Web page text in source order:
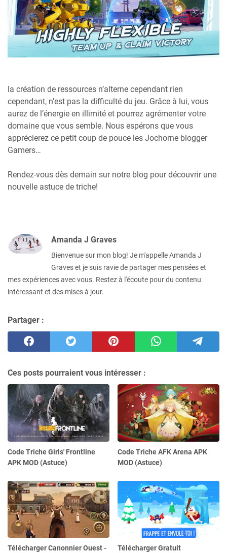
la création de ressources n’alterne cependant rien
cependant, n'est pas la difficulté du jeu. Grâce à lui, vous
aurez de l’énergie en illimité et pourrez agrémenter votre
domaine que vous semble. Nous espérons que vous
apprécierez ce petit coup de pouce les Jochorne blogger
Gamers…
Rendez-vous dès demain sur notre blog pour découvrir une
nouvelle astuce de triche!
Amanda J Graves
Bienvenue sur mon blog! Je m'appelle Amanda J
Graves et je suis ravie de partager mes pensées et
mes expériences avec vous. Restez à l'écoute pour du contenu
intéressant et des mises à jour.
Partager :
Ces posts pourraient vous intéresser :
Code Triche Girls' Frontline
APK MOD (Astuce)
Code Triche AFK Arena APK
MOD (Astuce)
Télécharger Canonnier Ouest -
Télécharger Gratuit